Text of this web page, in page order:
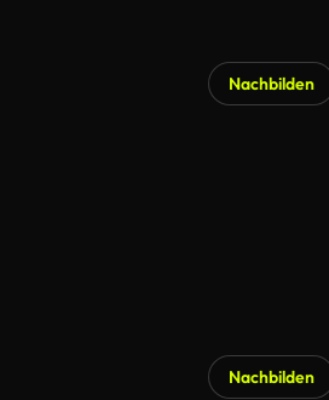
Nachbilden
Nachbilden